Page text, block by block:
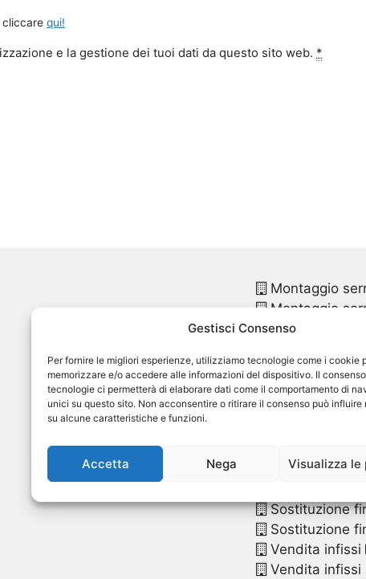
Gestisci Consenso
Per fornire le migliori esperienze, utilizziamo tecnologie come i cookie
memorizzare e/o accedere alle informazioni del dispositivo. Il
tecnologie ci permetterà di elaborare dati come il comportamento di
unici su questo sito. Non acconsentire o ritirare il consenso può
su alcune caratteristiche e funzioni.
Accetta Nega Visualizza le
cliccare qui!
e la gestione dei tuoi dati da questo sito web. *
Montaggio
Montaggio
Montaggio
Sostituzione
Sostituzione
Sostituzione
Sostituzione
Sostituzione
Sostituzione
Sostituzione
Sostituzione
Sostituzione
Vendita infissi
Vendita infissi